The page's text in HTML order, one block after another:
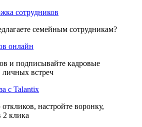
сотрудников
семейным сотрудникам?
онлайн
и подписывайте кадровые
личных встреч
с Talantix
настройте воронку,
2 клика